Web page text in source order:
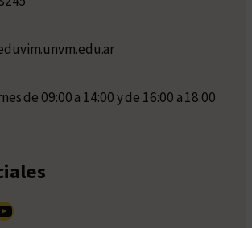
de 09:00 a 14:00 y de 16:00 a 18:00